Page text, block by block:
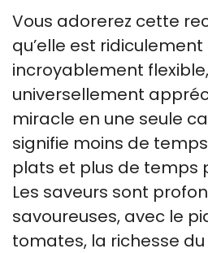
Vous adorerez cette
qu’elle est ridiculement
incroyablement
universellement
miracle en une seule
signifie moins de
plats et plus de temps
Les saveurs sont
savoureuses, avec le
tomates, la richesse